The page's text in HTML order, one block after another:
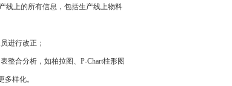
上的所有信息，包括生产线上物料
进行改正；
合分析，如柏拉图、P-Chart柱形图
样化。